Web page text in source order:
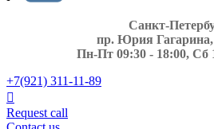
Санкт-
пр. Юрия Гагарина,
Пн-Пт 09:30 - 18:00, Сб
+7(921) 311-11-89

Request call